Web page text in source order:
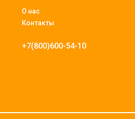
О нас
Контакты
+7(800)600-54-10